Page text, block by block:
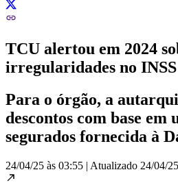
TCU alertou em 2024
irregularidades no INSS
Para o órgão, a
descontos com base em
segurados fornecida à
24/04/25 às 03:55 | Atualizado 24/04/